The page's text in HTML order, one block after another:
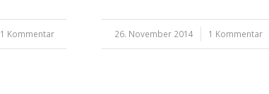
1 Kommentar 26. November 2014
/ 1 Kommentar